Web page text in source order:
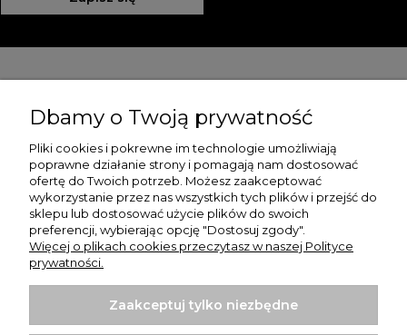
Moje konto
Płatności i dostawa
O nas
Koszulki z nadrukiem | Sklep internetowy Rule Out
Dbamy o Twoją prywatność
Pliki cookies i pokrewne im technologie umożliwiają
poprawne działanie strony i pomagają nam dostosować
ofertę do Twoich potrzeb. Możesz zaakceptować
wykorzystanie przez nas wszystkich tych plików i przejść do
sklepu lub dostosować użycie plików do swoich
preferencji, wybierając opcję "Dostosuj zgody".
Więcej o plikach cookies przeczytasz w naszej Polityce
prywatności.
Zaakceptuj tylko niezbędne